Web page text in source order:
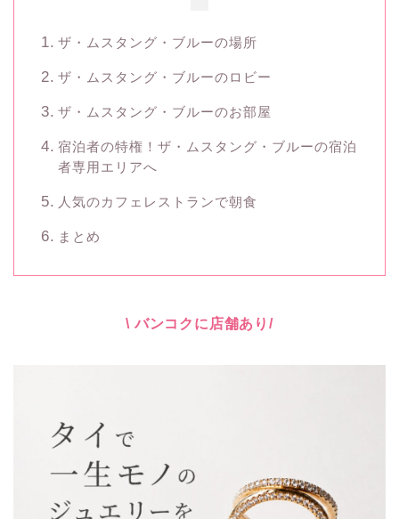
ザ・ムスタング・ブルーの場所
ザ・ムスタング・ブルーのロビー
ザ・ムスタング・ブルーのお部屋
宿泊者の特権！ザ・ムスタング・ブルーの宿泊
者専用エリアへ
人気のカフェレストランで朝食
まとめ
\ バンコクに店舗あり/